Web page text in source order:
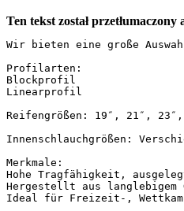
Ten tekst został przetłumaczony
Wir bieten eine große
Profilarten:
Blockprofil
Linearprofil
Reifengrößen: 19″, 21″,
Innenschlauchgrößen:
Merkmale:
Hohe Tragfähigkeit,
Hergestellt aus langlebigem
Ideal für Freizeit-,